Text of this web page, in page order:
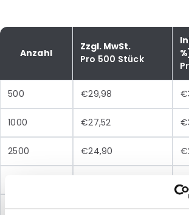
Anzahl
Zzgl. MwSt.
Pro 500 Stück
500 €29,98
1000 €27,52
2500 €24,90
10000 €22,87